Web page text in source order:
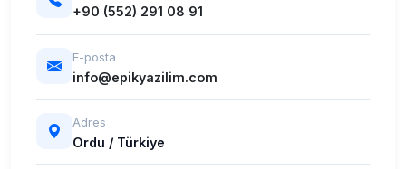
+90 (552) 291 08 91
E-posta
info@epikyazilim.com
Adres
Ordu / Türkiye